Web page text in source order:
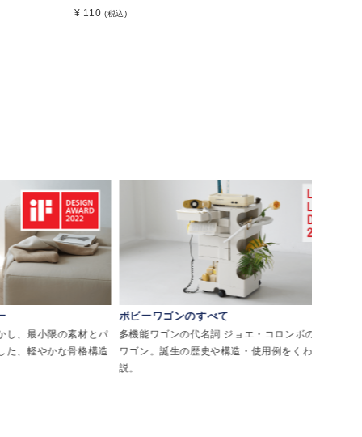
¥ 110(税込)
材とパ
格構造
ボビーワゴンのすべて
多機能ワゴンの代名詞 ジョエ・コロンボのボビー
ワゴン。誕生の歴史や構造・使用例をくわしく解
西海岸・メキ
として親しま